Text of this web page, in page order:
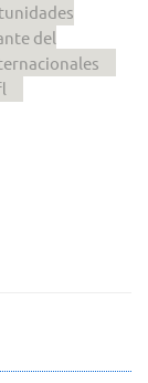
del